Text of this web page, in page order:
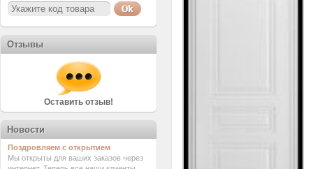
Отзывы
Оставить отзыв!
Новости
Поздровляем с открытием
Мы открыты для ваших заказов через